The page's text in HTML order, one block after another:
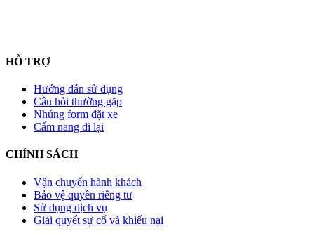
HỖ TRỢ
Hướng dẫn sử dụng
Câu hỏi thường gặp
Nhúng form đặt xe
Cẩm nang đi lại
CHÍNH SÁCH
Vận chuyển hành khách
Bảo vệ quyền riêng tư
Sử dụng dịch vụ
Giải quyết sự cố và khiếu nại